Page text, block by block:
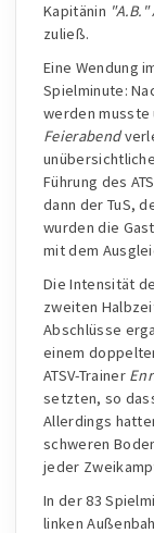
Kapitänin
zuließ.
Eine Wendung
Spielminute:
werden musste
Feierabend
Führung des
dann der TuS,
wurden die
mit dem
Die Intensität
zweiten
Abschlüsse
einem
ATSV-Trainer
setzten, so
Allerdings
schweren
jeder
In der 83
linken